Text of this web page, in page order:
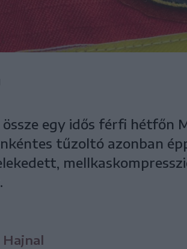
egy idős férfi hétfőn
tűzoltó azonban
Hajnal